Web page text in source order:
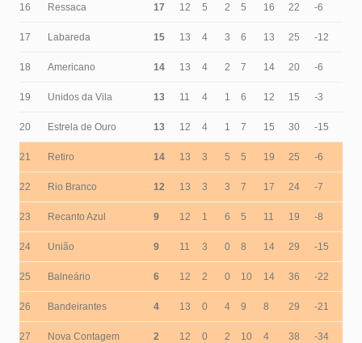
16 Ressaca 17 12 5 2 5 16 22 -6
17 Labareda 15 13 4 3 6 13 25 -12
18 Americano 14 13 4 2 7 14 20 -6
19 Unidos da Vila 13 11 4 1 6 12 15 -3
20 Estrela de Ouro 13 12 4 1 7 15 30 -15
21 Retiro 14 13 3 5 5 19 25 -6
22 Rio Branco 12 13 3 3 7 17 24 -7
23 Recanto Azul 9 12 1 6 5 11 19 -8
24 União 9 11 3 0 8 14 29 -15
25 Balneário 6 12 2 0 10 14 36 -22
26 Bandeirantes 4 13 0 4 9 8 29 -21
27 Nova Contagem 2 12 0 2 10 4 38 -34